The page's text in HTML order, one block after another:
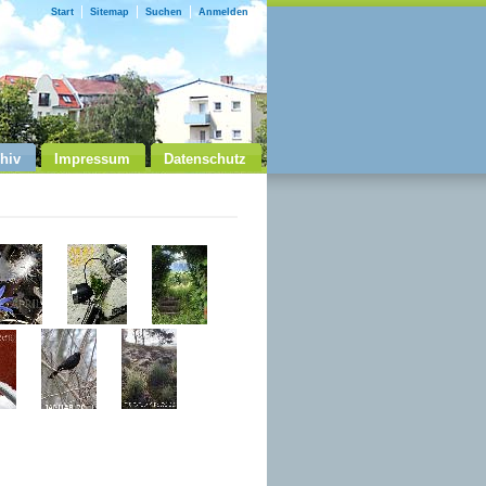
Impressum Datenschutz
Start Sitemap Suchen Anmelden